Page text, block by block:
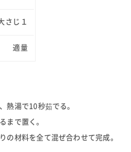
さじ１
適量
熱湯で10秒茹でる。
まで置く。
の材料を全て混ぜ合わせて完成。